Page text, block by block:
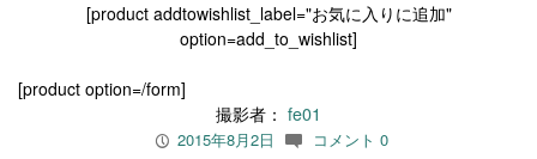
[product addtowishlist_label="お気に入りに追加"
option=add_to_wishlist]
[product option=/form]
撮影者： fe01
P 2015年8月2日 c コメント 0